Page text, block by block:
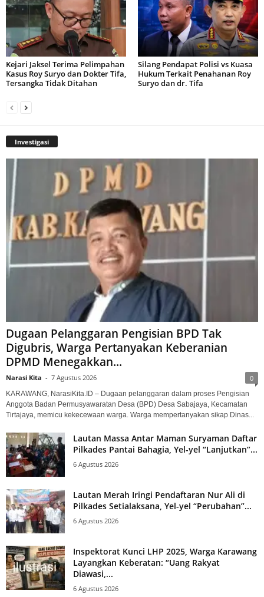
Kejari Jaksel Terima Pelimpahan
Kasus Roy Suryo dan Dokter Tifa,
Tersangka Tidak Ditahan
Silang Pendapat Polisi vs Kuasa
Hukum Terkait Penahanan Roy
Suryo dan dr. Tifa
Investigasi
Dugaan Pelanggaran Pengisian BPD Tak
Digubris, Warga Pertanyakan Keberanian
DPMD Menegakkan...
Narasi Kita - 7 Agustus 2026 0
KARAWANG, NarasiKita.ID – Dugaan pelanggaran dalam proses Pengisian
Anggota Badan Permusyawaratan Desa (BPD) Desa Sabajaya, Kecamatan
Tirtajaya, memicu kekecewaan warga. Warga mempertanyakan sikap Dinas...
Lautan Massa Antar Maman Suryaman Daftar
Pilkades Pantai Bahagia, Yel-yel “Lanjutkan”...
6 Agustus 2026
Lautan Merah Iringi Pendaftaran Nur Ali di
Pilkades Setialaksana, Yel-yel “Perubahan”...
6 Agustus 2026
Inspektorat Kunci LHP 2025, Warga Karawang
Layangkan Keberatan: “Uang Rakyat
Diawasi,...
6 Agustus 2026